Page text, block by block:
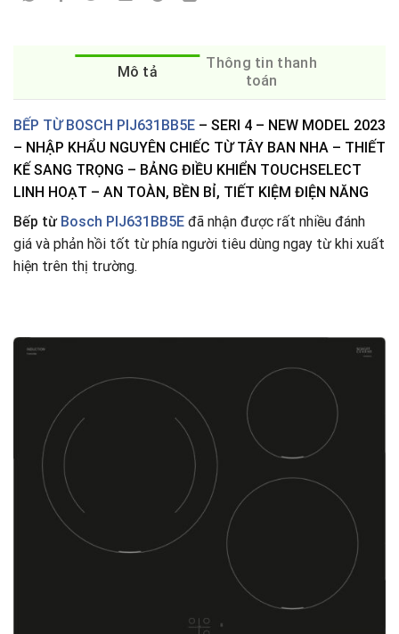
Mô tả
Thông tin thanh
toán
BẾP TỪ BOSCH PIJ631BB5E – SERI 4 – NEW MODEL 2023
– NHẬP KHẨU NGUYÊN CHIẾC TỪ TÂY BAN NHA – THIẾT
KẾ SANG TRỌNG – BẢNG ĐIỀU KHIỂN TOUCHSELECT
LINH HOẠT – AN TOÀN, BỀN BỈ, TIẾT KIỆM ĐIỆN NĂNG
Bếp từ Bosch PIJ631BB5E đã nhận được rất nhiều đánh
giá và phản hồi tốt từ phía người tiêu dùng ngay từ khi xuất
hiện trên thị trường.